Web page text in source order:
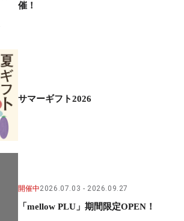
催！
サマーギフト2026
開催中2026.07.03 2026.09.27
「mellow PLU」期間限定OPEN！